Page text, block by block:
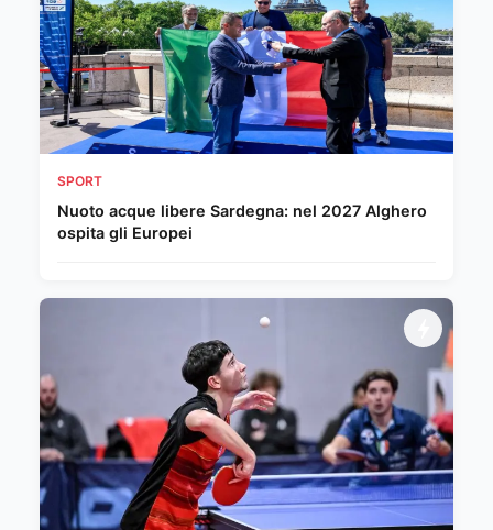
SPORT
Nuoto acque libere Sardegna: nel 2027 Alghero
ospita gli Europei